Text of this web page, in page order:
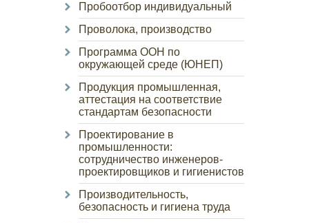
Пробоотбор индивидуальный
Проволока, производство
Программа ООН по
окружающей среде (ЮНЕП)
Продукция промышленная,
аттестация на соответствие
стандартам безопасности
Проектирование в
промышленности:
сотрудничество инженеров-
проектировщиков и гигиенистов
Производительность,
безопасность и гигиена труда